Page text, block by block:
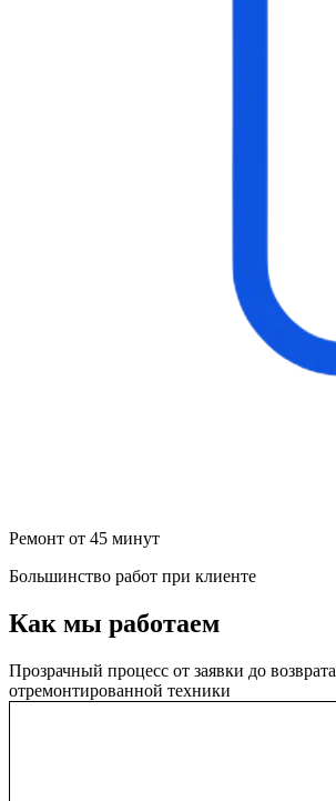
Ремонт от 45 минут
Большинство работ при клиенте
Как мы работаем
Прозрачный процесс от заявки до возврата
отремонтированной техники